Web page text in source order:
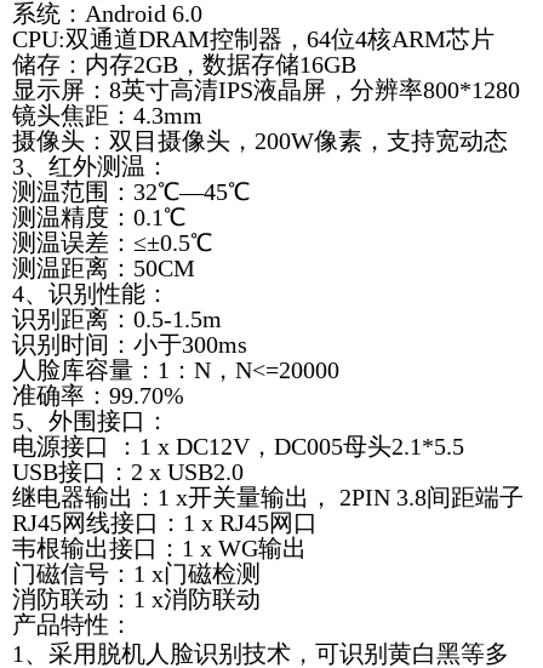
系统：Android 6.0
CPU:双通道DRAM控制器，64位4核ARM芯片
储存：内存2GB，数据存储16GB
显示屏：8英寸高清IPS液晶屏，分辨率800*1280
镜头焦距：4.3mm
摄像头：双目摄像头，200W像素，支持宽动态
3、红外测温：
测温范围：32℃—45℃
测温精度：0.1℃
测温误差：≤±0.5℃
测温距离：50CM
4、识别性能：
识别距离：0.5-1.5m
识别时间：小于300ms
人脸库容量：1：N，N<=20000
准确率：99.70%
5、外围接口：
电源接口 ：1 x DC12V，DC005母头2.1*5.5
USB接口：2 x USB2.0
继电器输出：1 x开关量输出， 2PIN 3.8间距端子
RJ45网线接口：1 x RJ45网口
韦根输出接口：1 x WG输出
门磁信号：1 x门磁检测
消防联动：1 x消防联动
产品特性：
1、采用脱机人脸识别技术，可识别黄白黑等多